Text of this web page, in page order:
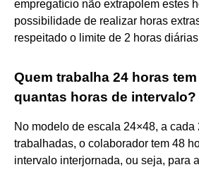
empregatício não extrapolem estes
possibilidade de realizar horas
respeitado o limite de 2 horas
Quem trabalha 24 horas
quantas horas de intervalo?
No modelo de escala 24×48, a cada
trabalhadas, o colaborador tem 48
intervalo interjornada, ou seja, para